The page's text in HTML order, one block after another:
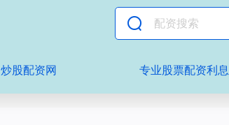
炒股配资网 专业股票配资利息